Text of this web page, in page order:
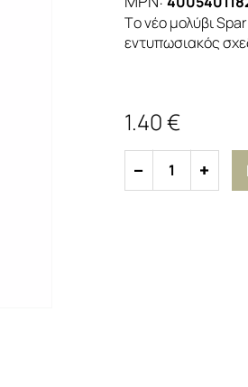
Tο νέο μολύβι
εντυπωσιακός
1.40 €
1